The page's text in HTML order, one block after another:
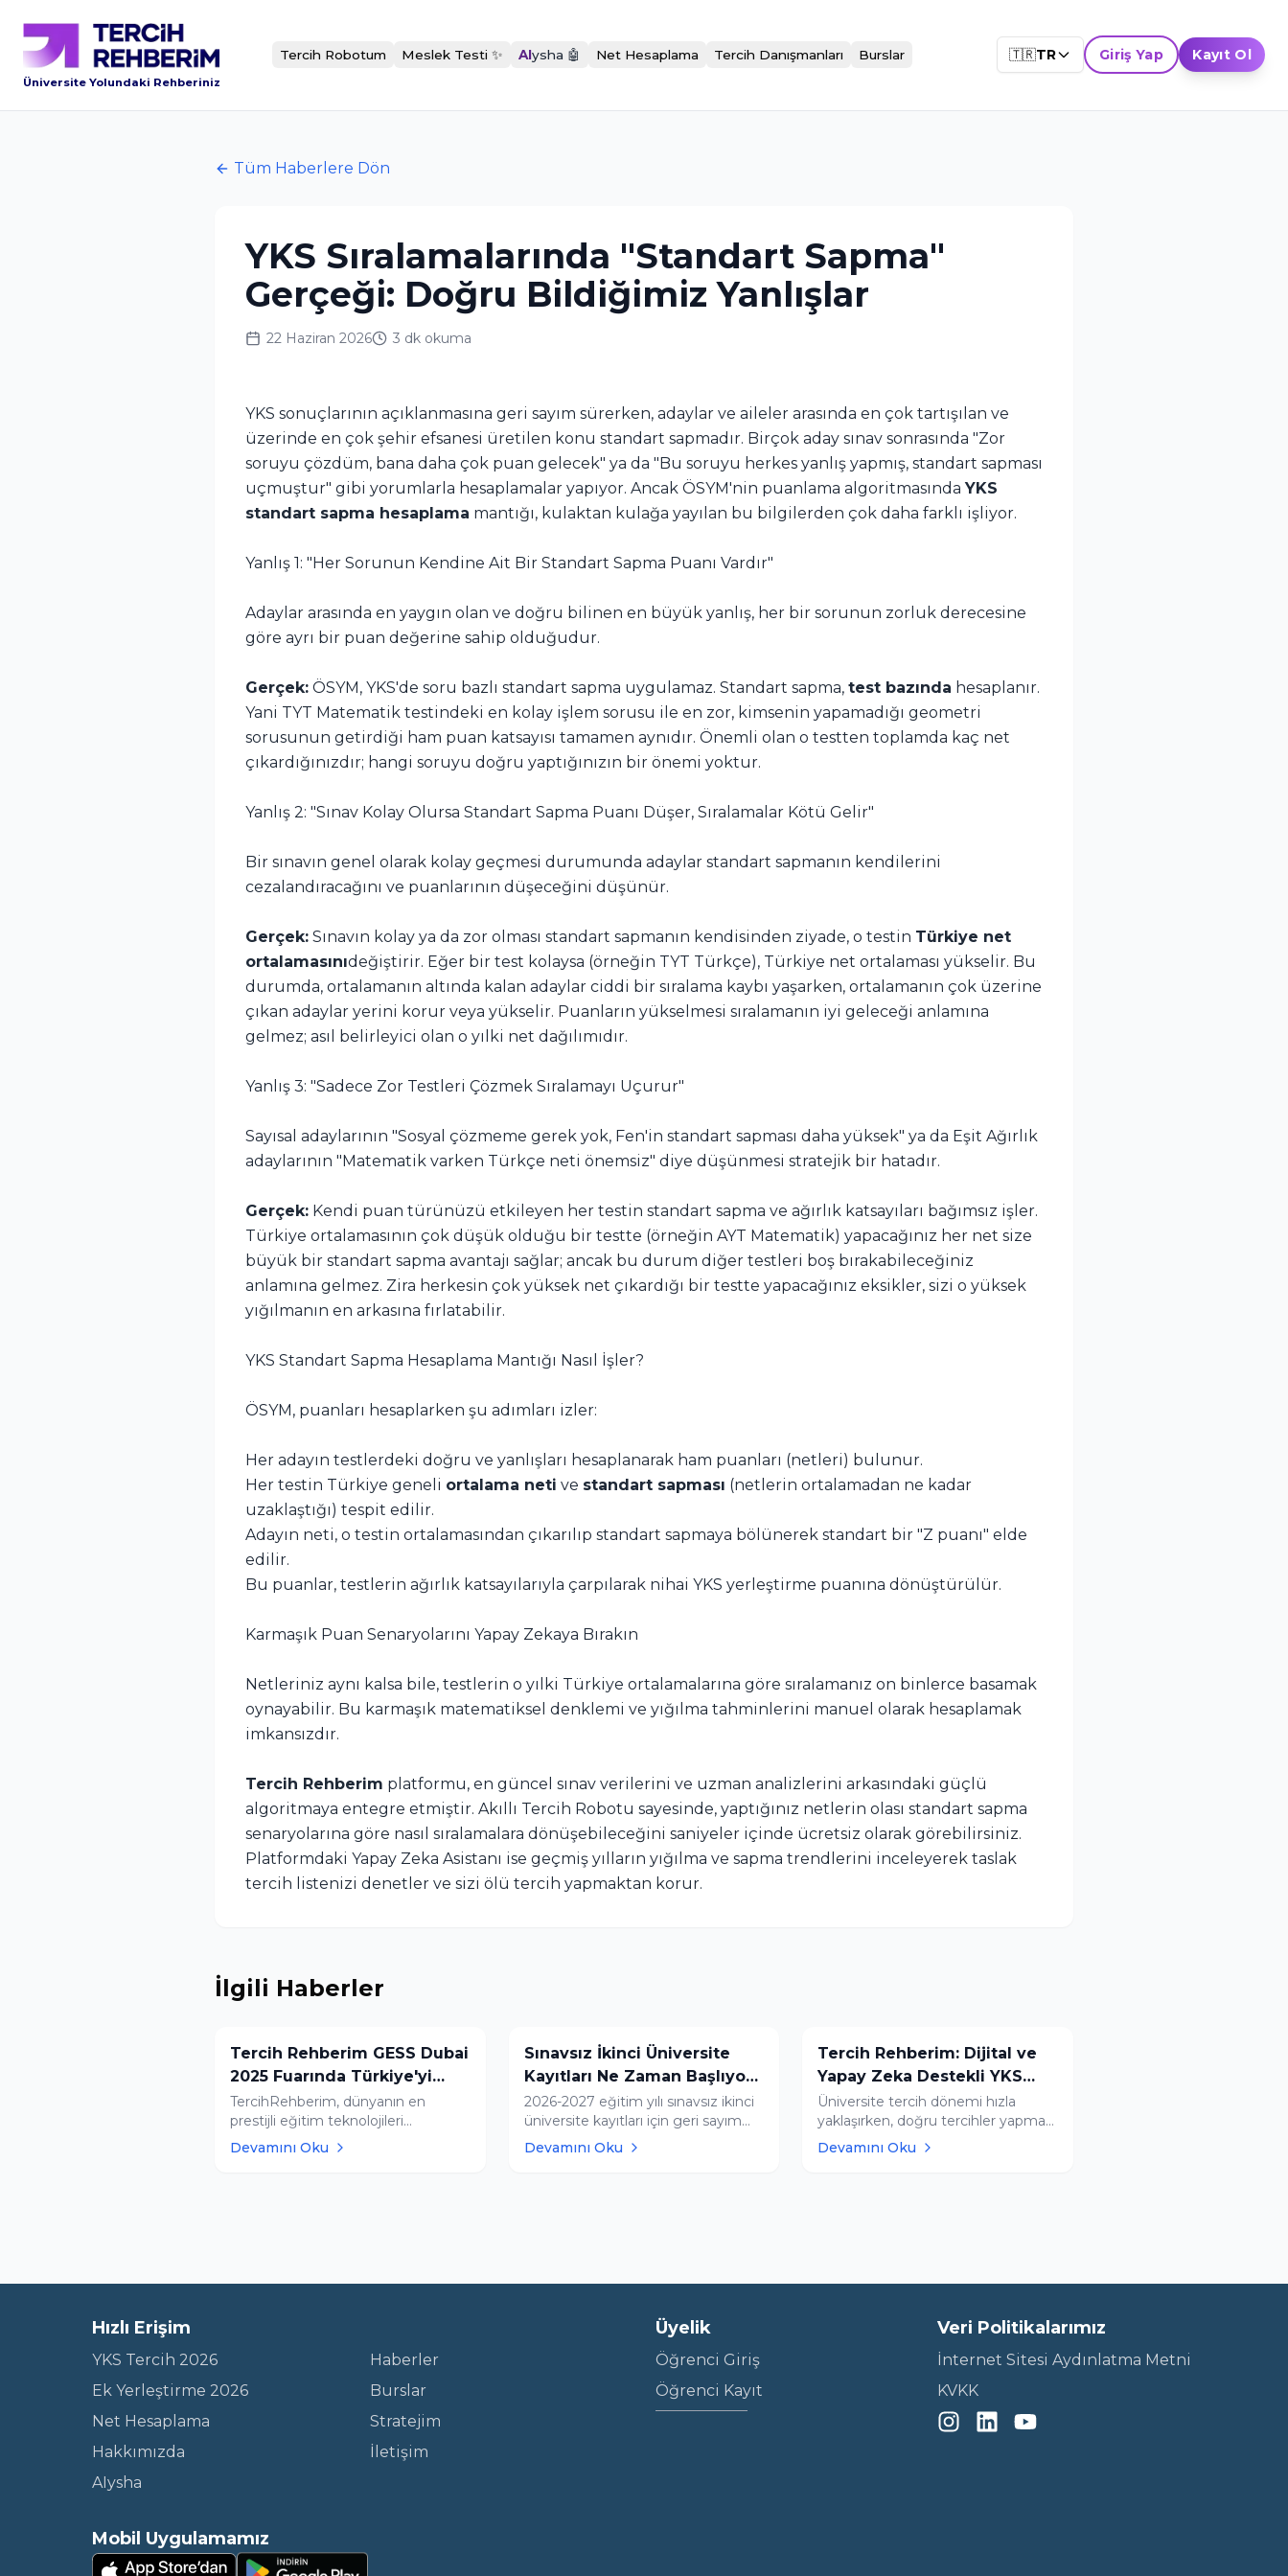
Üniversite Yolundaki Rehberiniz
Tercih Robotum Meslek Testi ✨ AIysha 🤖 Net Hesaplama Tercih Danışmanları Burslar 🇹🇷TR Giriş Yap Kayıt Ol
Tüm Haberlere Dön
YKS Sıralamalarında "Standart Sapma"
Gerçeği: Doğru Bildiğimiz Yanlışlar
22 Haziran 2026 3 dk okuma
YKS sonuçlarının açıklanmasına geri sayım sürerken, adaylar ve aileler arasında en çok tartışılan ve
üzerinde en çok şehir efsanesi üretilen konu standart sapmadır. Birçok aday sınav sonrasında "Zor
soruyu çözdüm, bana daha çok puan gelecek" ya da "Bu soruyu herkes yanlış yapmış, standart sapması
uçmuştur" gibi yorumlarla hesaplamalar yapıyor. Ancak ÖSYM'nin puanlama algoritmasında YKS
standart sapma hesaplama mantığı, kulaktan kulağa yayılan bu bilgilerden çok daha farklı işliyor.
Yanlış 1: "Her Sorunun Kendine Ait Bir Standart Sapma Puanı Vardır"
Adaylar arasında en yaygın olan ve doğru bilinen en büyük yanlış, her bir sorunun zorluk derecesine
göre ayrı bir puan değerine sahip olduğudur.
Gerçek: ÖSYM, YKS'de soru bazlı standart sapma uygulamaz. Standart sapma, test bazında hesaplanır.
Yani TYT Matematik testindeki en kolay işlem sorusu ile en zor, kimsenin yapamadığı geometri
sorusunun getirdiği ham puan katsayısı tamamen aynıdır. Önemli olan o testten toplamda kaç net
çıkardığınızdır; hangi soruyu doğru yaptığınızın bir önemi yoktur.
Yanlış 2: "Sınav Kolay Olursa Standart Sapma Puanı Düşer, Sıralamalar Kötü Gelir"
Bir sınavın genel olarak kolay geçmesi durumunda adaylar standart sapmanın kendilerini
cezalandıracağını ve puanlarının düşeceğini düşünür.
Gerçek: Sınavın kolay ya da zor olması standart sapmanın kendisinden ziyade, o testin Türkiye net
ortalamasınıdeğiştirir. Eğer bir test kolaysa (örneğin TYT Türkçe), Türkiye net ortalaması yükselir. Bu
durumda, ortalamanın altında kalan adaylar ciddi bir sıralama kaybı yaşarken, ortalamanın çok üzerine
çıkan adaylar yerini korur veya yükselir. Puanların yükselmesi sıralamanın iyi geleceği anlamına
gelmez; asıl belirleyici olan o yılki net dağılımıdır.
Yanlış 3: "Sadece Zor Testleri Çözmek Sıralamayı Uçurur"
Sayısal adaylarının "Sosyal çözmeme gerek yok, Fen'in standart sapması daha yüksek" ya da Eşit Ağırlık
adaylarının "Matematik varken Türkçe neti önemsiz" diye düşünmesi stratejik bir hatadır.
Gerçek: Kendi puan türünüzü etkileyen her testin standart sapma ve ağırlık katsayıları bağımsız işler.
Türkiye ortalamasının çok düşük olduğu bir testte (örneğin AYT Matematik) yapacağınız her net size
büyük bir standart sapma avantajı sağlar; ancak bu durum diğer testleri boş bırakabileceğiniz
anlamına gelmez. Zira herkesin çok yüksek net çıkardığı bir testte yapacağınız eksikler, sizi o yüksek
yığılmanın en arkasına fırlatabilir.
YKS Standart Sapma Hesaplama Mantığı Nasıl İşler?
ÖSYM, puanları hesaplarken şu adımları izler:
Her adayın testlerdeki doğru ve yanlışları hesaplanarak ham puanları (netleri) bulunur.
Her testin Türkiye geneli ortalama neti ve standart sapması (netlerin ortalamadan ne kadar
uzaklaştığı) tespit edilir.
Adayın neti, o testin ortalamasından çıkarılıp standart sapmaya bölünerek standart bir "Z puanı" elde
edilir.
Bu puanlar, testlerin ağırlık katsayılarıyla çarpılarak nihai YKS yerleştirme puanına dönüştürülür.
Karmaşık Puan Senaryolarını Yapay Zekaya Bırakın
Netleriniz aynı kalsa bile, testlerin o yılki Türkiye ortalamalarına göre sıralamanız on binlerce basamak
oynayabilir. Bu karmaşık matematiksel denklemi ve yığılma tahminlerini manuel olarak hesaplamak
imkansızdır.
Tercih Rehberim platformu, en güncel sınav verilerini ve uzman analizlerini arkasındaki güçlü
algoritmaya entegre etmiştir. Akıllı Tercih Robotu sayesinde, yaptığınız netlerin olası standart sapma
senaryolarına göre nasıl sıralamalara dönüşebileceğini saniyeler içinde ücretsiz olarak görebilirsiniz.
Platformdaki Yapay Zeka Asistanı ise geçmiş yılların yığılma ve sapma trendlerini inceleyerek taslak
tercih listenizi denetler ve sizi ölü tercih yapmaktan korur.
İlgili Haberler
Tercih Rehberim GESS Dubai
2025 Fuarında Türkiye'yi
Temsil Etti
TercihRehberim, dünyanın en
prestijli eğitim teknolojileri
etkinliklerinden biri olan GESS Dubai
Devamını Oku
Sınavsız İkinci Üniversite
Kayıtları Ne Zaman Başlıyor?
(2026 Açıköğretim)
2026-2027 eğitim yılı sınavsız ikinci
üniversite kayıtları için geri sayım
başladı. Anadolu, İstanbul (AUZEF)
Devamını Oku
Tercih Rehberim: Dijital ve
Yapay Zeka Destekli YKS
Tercih Platformu
Üniversite tercih dönemi hızla
yaklaşırken, doğru tercihler yapmak
öğrenciler için her zamankinden
Devamını Oku
Hızlı Erişim
YKS Tercih 2026
Ek Yerleştirme 2026
Net Hesaplama
Hakkımızda
AIysha
Haberler
Burslar
Stratejim
İletişim
Üyelik
Öğrenci Giriş
Öğrenci Kayıt
Veri Politikalarımız
İnternet Sitesi Aydınlatma Metni
KVKK
Mobil Uygulamamız